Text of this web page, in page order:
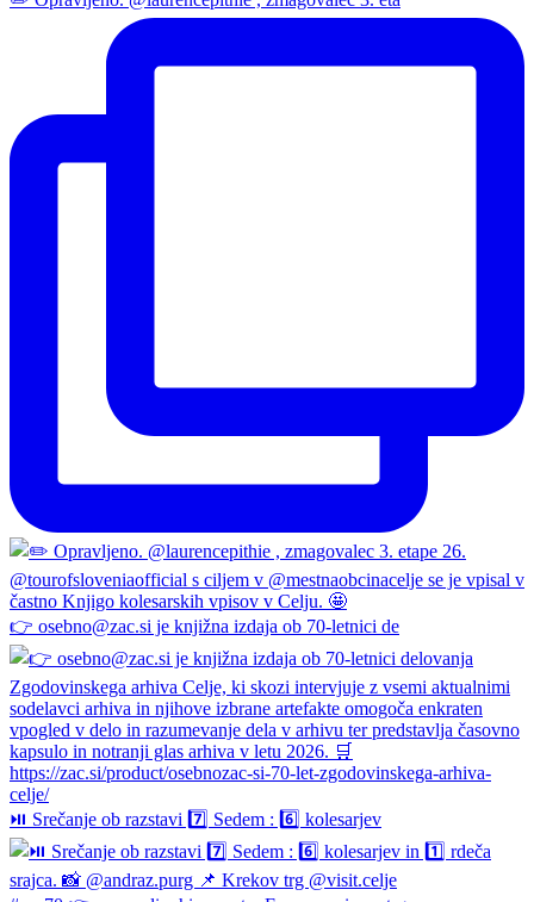
👉 osebno@zac.si je knjižna izdaja ob 70-letnici de
⏯️ Srečanje ob razstavi 7️⃣ Sedem : 6️⃣ kolesarjev